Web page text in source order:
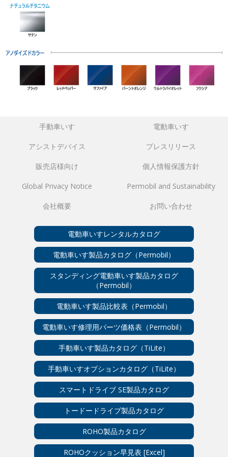
手動車いす 電動車いす
アシストデバイス プレスリリース
販売店様向け 個人情報保護方針
Global Privacy Notice Permobil and Sustainability
会社概要 お問い合わせ
電動車いすレンタルカタログ
電動車いす製品カタログ（Permobil）
スタンディング電動車いす製品カタログ
（Permobil）
電動車いす製品比較表（Permobil）
電動車いす修理用パーツ価格表（Permobil）
手動車いす製品カタログ（TiLite）
手動車いすオプションカタログ（TiLite）
スマートドライブ SE製品カタログ
トードードライブ製品カタログ
ROHO製品カタログ
ROHOクッション早見表 [Excel]